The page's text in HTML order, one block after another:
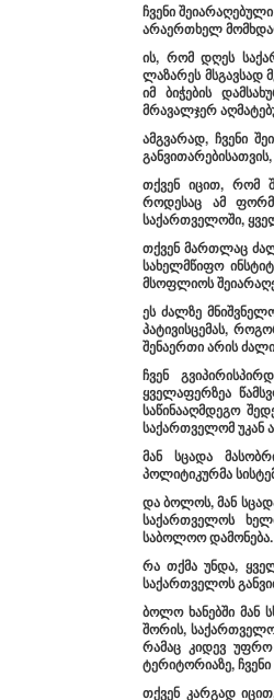
ჩვენიშეიარაღებული
არაერთხელ
ის, რომდღეს
ლაზარესმსგავსად
იმ ბიჭების
მრავალჯერ
ამგვარად, ჩვენი
განვითარებისათვის,
თქვენ იცით, რომ
როდესაც ამ
საქართველოში,
თქვენმართლაც
სახელმწიფო
მსოფლიოს
ესძალზე
პატივისცემას,
შენაერთიარის
ჩვენ
ყველაფერზეა
საწინააღმდეგო
საქართველომუკან
მანსცადა
პოლიტიკურმა
დაბოლოს,მან
საქართველოს
საბოლოოდამონება.
რათქმაუნდა,
საქართველოს
ბოლოხანებშიმან
შორის,
რამაც კიდევ
ტერიტორიაზე,ჩვენი
თქვენ კარგად იცით